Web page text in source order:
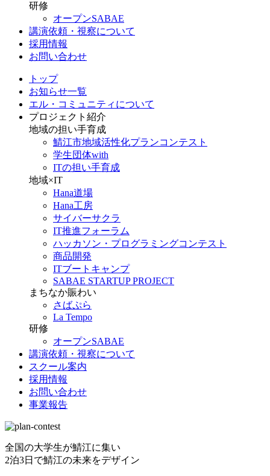
研修
オープンSABAE
講演依頼・視察について
採用情報
お問い合わせ
トップ
お知らせ一覧
エル・コミュニティについて
プロジェクト紹介
地域の担い手育成
鯖江市地域活性化プランコンテスト
学生団体with
ITの担い手育成
地域×IT
Hana道場
Hana工房
サイバーサクラ
IT推進フォーラム
ハッカソン・プログラミングコンテスト
商品開発
ITブートキャンプ
SABAE STARTUP PROJECT
まちなか賑わい
さばぷら
La Tempo
研修
オープンSABAE
講演依頼・視察について
スクール案内
採用情報
お問い合わせ
事業報告
全国の大学生が鯖江に集い
2泊3日で鯖江の未来をデザイン